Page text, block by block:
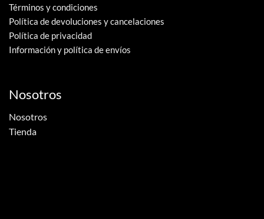
Términos y condiciones
Política de devoluciones y cancelaciones
Política de privacidad
Información y política de envíos
Nosotros
Nosotros
Tienda